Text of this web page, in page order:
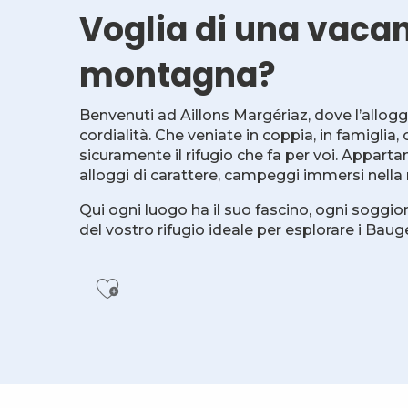
Voglia di una
montagna?
Benvenuti ad Aillons Margériaz, dove
cordialità. Che veniate in coppia, in
sicuramente il rifugio che fa per voi.
alloggi di carattere, campeggi immersi
Qui ogni luogo ha il suo fascino, ogni
del vostro rifugio ideale per esplorare i
Ajouter aux favoris